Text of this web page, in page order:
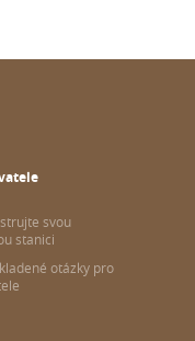
svou
stanici
otázky pro